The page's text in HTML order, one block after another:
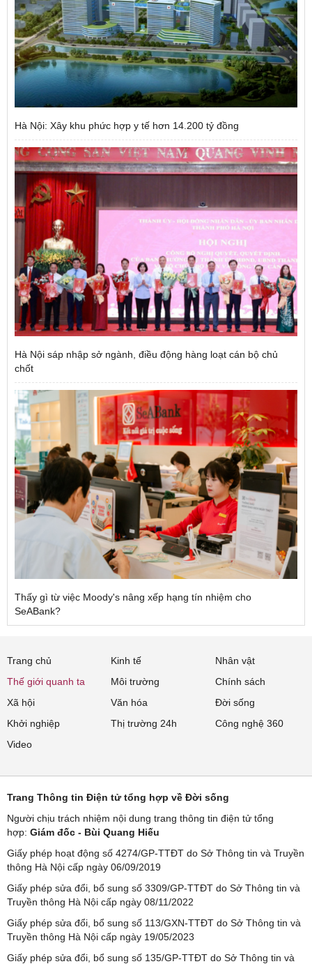
Hà Nội: Xây khu phức hợp y tế hơn 14.200 tỷ đồng
Hà Nội sáp nhập sở ngành, điều động hàng loạt cán bộ chủ
chốt
Thấy gì từ việc Moody's nâng xếp hạng tín nhiệm cho
SeABank?
Trang chủ Kinh tế
Nhân vật
Thế giới quanh ta
Môi trường
Chính sách
Xã hội
Văn hóa
Đời sống
Khởi nghiệp
Thị trường 24h
Công nghệ 360
Video
Trang Thông tin Điện tử tổng hợp về Đời sống
Người chịu trách nhiệm nội dung trang thông tin điện tử tổng
hợp: Giám đốc - Bùi Quang Hiếu
Giấy phép hoạt động số 4274/GP-TTĐT do Sở Thông tin và Truyền
thông Hà Nội cấp ngày 06/09/2019
Giấy phép sửa đổi, bổ sung số 3309/GP-TTĐT do Sở Thông tin và
Truyền thông Hà Nội cấp ngày 08/11/2022
Giấy phép sửa đổi, bổ sung số 113/GXN-TTĐT do Sở Thông tin và
Truyền thông Hà Nội cấp ngày 19/05/2023
Giấy phép sửa đổi, bổ sung số 135/GP-TTĐT do Sở Thông tin và